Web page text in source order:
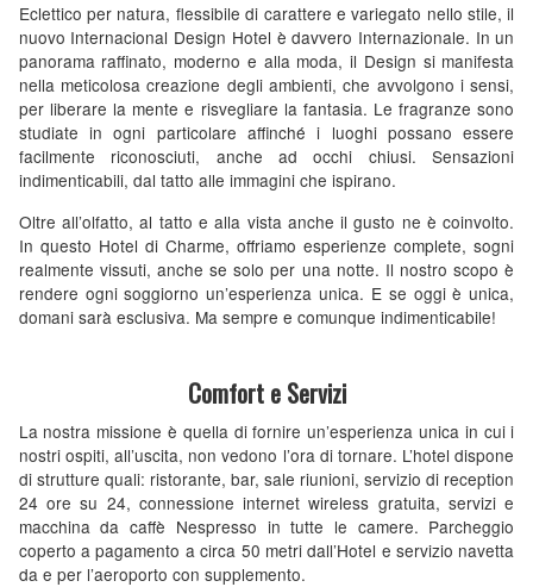
Eclettico per natura, flessibile di carattere e variegato nello stile, il
nuovo Internacional Design Hotel è davvero Internazionale. In un
panorama raffinato, moderno e alla moda, il Design si manifesta
nella meticolosa creazione degli ambienti, che avvolgono i sensi,
per liberare la mente e risvegliare la fantasia. Le fragranze sono
studiate in ogni particolare affinché i luoghi possano essere
facilmente riconosciuti, anche ad occhi chiusi. Sensazioni
indimenticabili, dal tatto alle immagini che ispirano.
Oltre all’olfatto, al tatto e alla vista anche il gusto ne è coinvolto.
In questo Hotel di Charme, offriamo esperienze complete, sogni
realmente vissuti, anche se solo per una notte. Il nostro scopo è
rendere ogni soggiorno un’esperienza unica. E se oggi è unica,
domani sarà esclusiva. Ma sempre e comunque indimenticabile!
Comfort e Servizi
La nostra missione è quella di fornire un’esperienza unica in cui i
nostri ospiti, all’uscita, non vedono l’ora di tornare. L’hotel dispone
di strutture quali: ristorante, bar, sale riunioni, servizio di reception
24 ore su 24, connessione internet wireless gratuita, servizi e
macchina da caffè Nespresso in tutte le camere. Parcheggio
coperto a pagamento a circa 50 metri dall’Hotel e servizio navetta
da e per l’aeroporto con supplemento.